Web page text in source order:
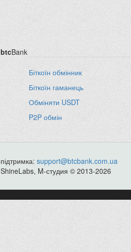
btcBank
Біткоїн обмінник
Біткоїн гаманець
Обміняти USDT
P2P обмін
підтримка: support@btcbank.com.ua
ShineLabs, M-студия © 2013-2026